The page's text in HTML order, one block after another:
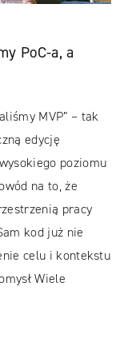
PoC-a, a
MVP” – tak
edycję
poziomu
na to, że
pracy
kod już nie
celu i kontekstu
Wiele